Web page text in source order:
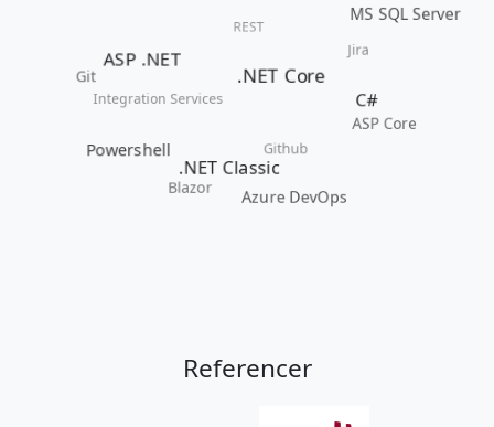
C#
.NET Core
.NET Classic
Azure DevOps
ASP Core
MS SQL Server
ASP .NET
Powershell
Blazor
Github
Jira
Git
Integration Services
REST
Referencer